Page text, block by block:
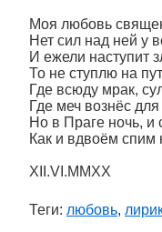
Моя любовь
Нет сил над ней у
И ежели наступит
То не ступлю на
Где всюду мрак,
Где меч вознёс
Но в Праге ночь, и
Как и вдвоём спим
XII.VI.MMXX
Теги: любовь,